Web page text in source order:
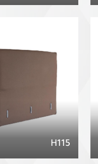
H115